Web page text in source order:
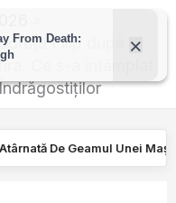
Filip după
Ce s-a întâmplat
Semnalul… Turiştilor